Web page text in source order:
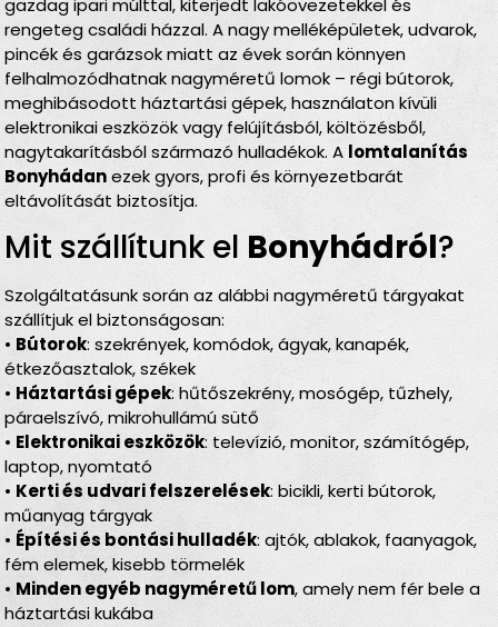
gazdag ipari múlttal, kiterjedt lakóövezetekkel és
rengeteg családi házzal. A nagy melléképületek, udvarok,
pincék és garázsok miatt az évek során könnyen
felhalmozódhatnak nagyméretű lomok – régi bútorok,
meghibásodott háztartási gépek, használaton kívüli
elektronikai eszközök vagy felújításból, költözésből,
nagytakarításból származó hulladékok. A lomtalanítás
Bonyhádanezek gyors, profi és környezetbarát
eltávolítását biztosítja.
Mit szállítunk el Bonyhádról?
Szolgáltatásunk során az alábbi nagyméretű tárgyakat
szállítjuk el biztonságosan:
• Bútorok: szekrények, komódok, ágyak, kanapék,
étkezőasztalok, székek
• Háztartási gépek: hűtőszekrény, mosógép, tűzhely,
páraelszívó, mikrohullámú sütő
• Elektronikai eszközök: televízió, monitor, számítógép,
laptop, nyomtató
• Kerti és udvari felszerelések: bicikli, kerti bútorok,
műanyag tárgyak
• Építési és bontási hulladék: ajtók, ablakok, faanyagok,
fém elemek, kisebb törmelék
• Minden egyéb nagyméretű lom, amely nem fér bele a
háztartási kukába